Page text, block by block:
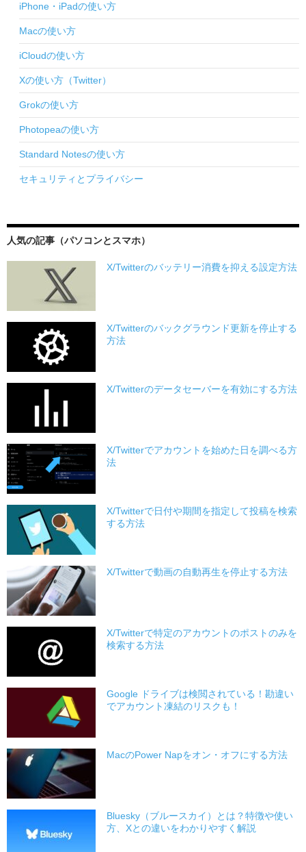
iPhone・iPadの使い方
Macの使い方
iCloudの使い方
Xの使い方（Twitter）
Grokの使い方
Photopeaの使い方
Standard Notesの使い方
セキュリティとプライバシー
人気の記事（パソコンとスマホ）
X/Twitterのバッテリー消費を抑える設定方法
X/Twitterのバックグラウンド更新を停止する
方法
X/Twitterのデータセーバーを有効にする方法
X/Twitterでアカウントを始めた日を調べる方
法
X/Twitterで日付や期間を指定して投稿を検索
する方法
X/Twitterで動画の自動再生を停止する方法
X/Twitterで特定のアカウントのポストのみを
検索する方法
Google ドライブは検閲されている！勘違い
でアカウント凍結のリスクも！
MacのPower Napをオン・オフにする方法
Bluesky（ブルースカイ）とは？特徴や使い
方、Xとの違いをわかりやすく解説